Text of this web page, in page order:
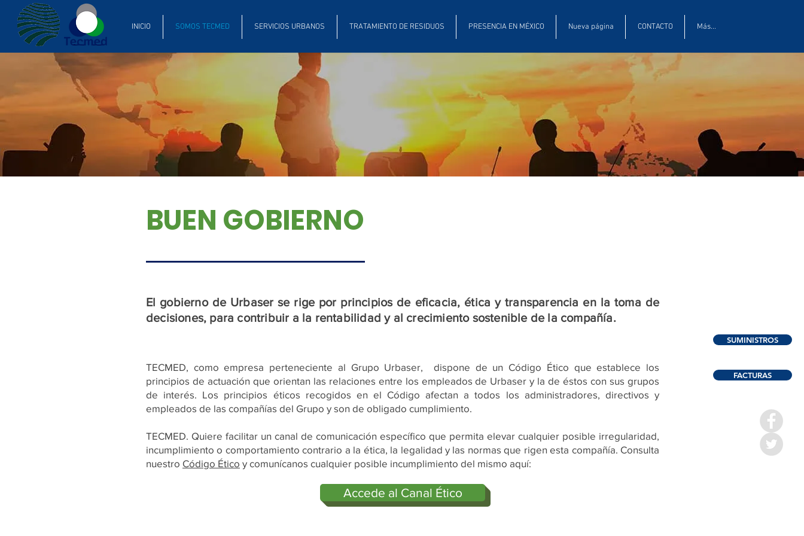
INICIO SOMOS TECMED SERVICIOS URBANOS TRATAMIENTO DE RESIDUOS PRESENCIA EN MÉXICO Nueva página CONTACTO Más...
FACTURAS
SUMINISTROS
BUEN GOBIERNO
El gobierno de Urbaser se rige por principios de eficacia, ética y transparencia en la toma de
decisiones, para contribuir a la rentabilidad y al crecimiento sostenible de la compañía.
TECMED, como empresa perteneciente al Grupo Urbaser, dispone de un Código Ético que establece los
principios de actuación que orientan las relaciones entre los empleados de Urbaser y la de éstos con sus grupos
de interés. Los principios éticos recogidos en el Código afectan a todos los administradores, directivos y
empleados de las compañías del Grupo y son de obligado cumplimiento.
TECMED. Quiere facilitar un canal de comunicación específico que permita elevar cualquier posible irregularidad,
incumplimiento o comportamiento contrario a la ética, la legalidad y las normas que rigen esta compañía. Consulta
nuestro Código Ético y comunícanos cualquier posible incumplimiento del mismo aquí:
Accede al Canal Ético